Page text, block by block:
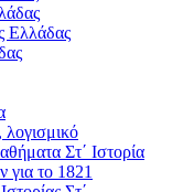
Ελλάδας
λογισμικό
Στ΄ Ιστορία
για το 1821